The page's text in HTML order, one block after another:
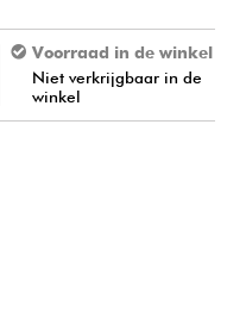
Voorraad in de winkel
Niet verkrijgbaar in de
winkel